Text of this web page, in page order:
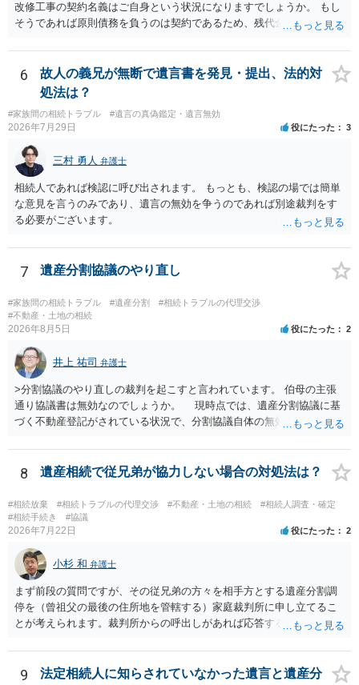
改修工事の契約名義はご自身という状況になりますでしょうか。 もし
そうであれば原則債務を負うのは契約であるため、残代金を捻出して
ます。 入籍した場合でも、原則契約者が単独で全ての債務を負うこと
には変わりがありません。 なかなか対応に難しい案件であり、公開の
場でアドバイスを行うのも限界があるように思われますので、資料等
を持参のうえ個別に弁護士に相談されることをお勧めします。
6
故人の義兄が無断で遺言書を発見・提出、法的対
処法は？
#家族間の相続トラブル #遺言の真偽鑑定・遺言無効
2026年7月29日 役にたった 3
三村 勇人 弁護士
相続人であれば検認に呼び出されます。 もっとも、検認の場では簡単
な意見を言うのみであり、遺言の無効を争うのであれば別途裁判をす
る必要がございます。
7 遺産分割協議のやり直し
#家族間の相続トラブル #遺産分割
#相続トラブルの代理交渉
#不動産・土地の相続
2026年8月5日 役にたった 2
井上 祐司 弁護士
>分割協議のやり直しの裁判を起こすと言われています。 伯母の主張
通り協議書は無効なのでしょうか。 現時点では、遺産分割協議に基
づく不動産登記がされている状況で、分割協議自体の無効を裁判所が
方の訴訟の主張及び立証次第ですが、 ・御祖母様の認知能力に関する
医師の意見書、筆跡鑑定 が提出されればその効力が否定される可能性
様の意に反する遺産分割協議を行う実益が誰にあったかの立証が困難
であること からすると、実際に遺産分割協議の効力が否定される可能
性はそれほど高くない（立証のハードルは非常に高い）ということが
言えると思います。
8 遺産相続で従兄弟が協力しない場合の対処法は？
#相続放棄 #相続トラブルの代理交渉 #不動産・土地の相続
#相続人調査・確定
#相続手続き
#協議
2026年7月22日 役にたった 2
小杉 和 弁護士
まず前段の質問ですが、その従兄弟の方々を相手方とする遺産分割調
停を（曾祖父の最後の住所地を管轄する）家庭裁判所に申し立てるこ
とが考えられます。裁判所からの呼出しがあれば応答する可能性がま
能と思われます。時間が思った以上にないので必要書類をてきぱきと
揃える必要があります。その点是非御注意ください。
9
法定相続人に知らされていなかった遺言と遺産分